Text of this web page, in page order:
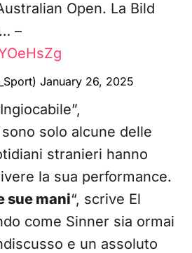
Open. La Bild
–
January 26, 2025
solo alcune delle
stranieri hanno
la sua performance.
sue mani“, scrive El
come Sinner sia ormai
e un assoluto